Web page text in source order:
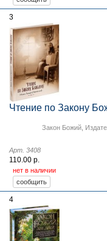
3
Чтение по Закону
Закон Божий
Арт. 3408
110.00 р.
нет в наличии
4